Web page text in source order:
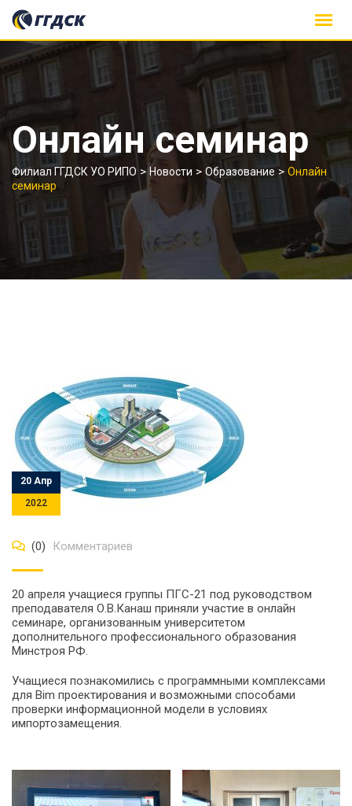
Skip
content
Онлайн семинар
Филиал ГГДСК УО РИПО > Новости > Образование> Онлайн
семинар
20 Апр
2022
(0) Комментариев
20 апреля учащиеся группы ПГС-21 под руководством
преподавателя О.В.Канаш приняли участие в онлайн
семинаре, организованным университетом
дополнительного профессионального образования
Минстроя РФ.
Учащиеся познакомились с программными комплексами
для Bim проектирования и возможными способами
проверки информационной модели в условиях
импортозамещения.